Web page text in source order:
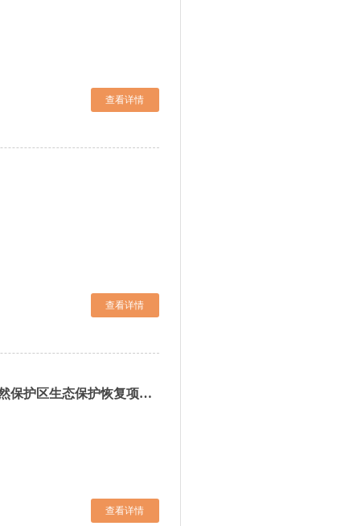
查看详情
查看详情
关于吉林省2025年度吉林园池湿地国家级自然保护区生态保护恢复项目工程监理公司询比结果公告
查看详情